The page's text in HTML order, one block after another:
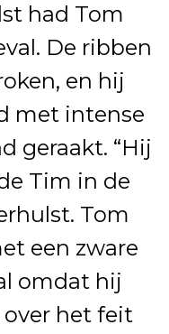
had Tom
De ribben
en hij
met intense
geraakt. “Hij
Tim in de
Tom
een zware
omdat hij
het feit